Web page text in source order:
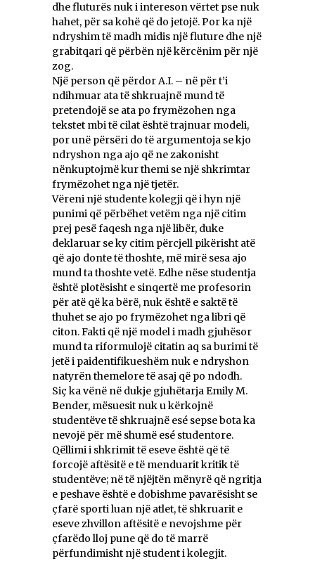
dhe fluturës nuk i intereson vërtet pse nuk
hahet, për sa kohë që do jetojë. Por ka një
ndryshim të madh midis një fluture dhe një
grabitqari që përbën një kërcënim për një
zog.
Një person që përdor A.I. – në për t’i
ndihmuar ata të shkruajnë mund të
pretendojë se ata po frymëzohen nga
tekstet mbi të cilat është trajnuar modeli,
por unë përsëri do të argumentoja se kjo
ndryshon nga ajo që ne zakonisht
nënkuptojmë kur themi se një shkrimtar
frymëzohet nga një tjetër.
Vëreni një studente kolegji që i hyn një
punimi që përbëhet vetëm nga një citim
prej pesë faqesh nga një libër, duke
deklaruar se ky citim përcjell pikërisht atë
që ajo donte të thoshte, më mirë sesa ajo
mund ta thoshte vetë. Edhe nëse studentja
është plotësisht e sinqertë me profesorin
për atë që ka bërë, nuk është e saktë të
thuhet se ajo po frymëzohet nga libri që
citon. Fakti që një model i madh gjuhësor
mund ta riformulojë citatin aq sa burimi të
jetë i paidentifikueshëm nuk e ndryshon
natyrën themelore të asaj që po ndodh.
Siç ka vënë në dukje gjuhëtarja Emily M.
Bender, mësuesit nuk u kërkojnë
studentëve të shkruajnë esé sepse bota ka
nevojë për më shumë esé studentore.
Qëllimi i shkrimit të eseve është që të
forcojë aftësitë e të menduarit kritik të
studentëve; në të njëjtën mënyrë që ngritja
e peshave është e dobishme pavarësisht se
çfarë sporti luan një atlet, të shkruarit e
eseve zhvillon aftësitë e nevojshme për
çfarëdo lloj pune që do të marrë
përfundimisht një student i kolegjit.